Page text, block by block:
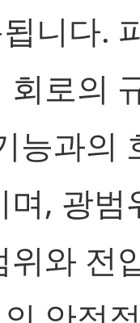
니다.
회로의
능과의
며, 광범
위와 전